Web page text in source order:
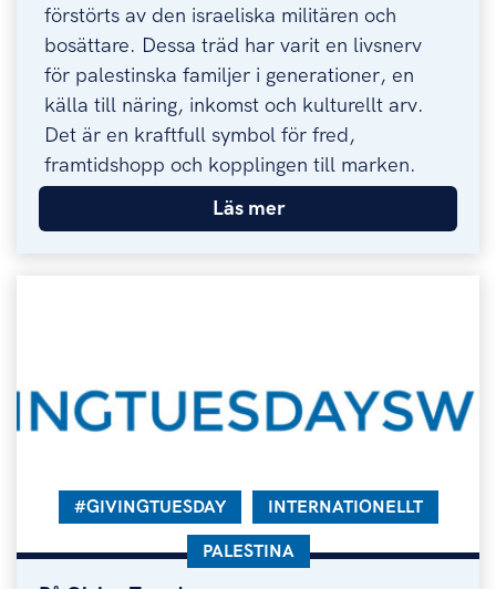
förstörts av den israeliska militären och
bosättare. Dessa träd har varit en livsnerv
för palestinska familjer i generationer, en
källa till näring, inkomst och kulturellt arv.
Det är en kraftfull symbol för fred,
framtidshopp och kopplingen till marken.
Läs mer
KATEGORI:
#GIVINGTUESDAY KATEGORI:
INTERNATIONELLT
KATEGORI:
PALESTINA